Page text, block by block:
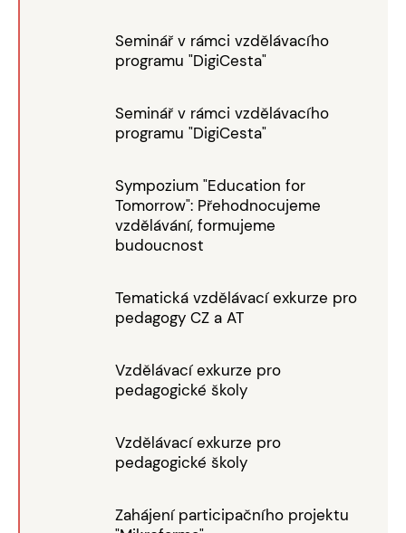
Seminář v rámci vzdělávacího
programu "DigiCesta"
Seminář v rámci vzdělávacího
programu "DigiCesta"
Sympozium "Education for
Tomorrow": Přehodnocujeme
vzdělávání, formujeme
budoucnost
Tematická vzdělávací exkurze pro
pedagogy CZ a AT
Vzdělávací exkurze pro
pedagogické školy
Vzdělávací exkurze pro
pedagogické školy
Zahájení participačního projektu